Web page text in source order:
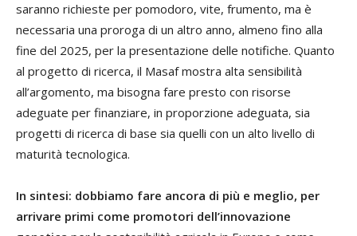
saranno richieste per pomodoro, vite, frumento, ma è
necessaria una proroga di un altro anno, almeno fino alla
fine del 2025, per la presentazione delle notifiche. Quanto
al progetto di ricerca, il Masaf mostra alta sensibilità
all’argomento, ma bisogna fare presto con risorse
adeguate per finanziare, in proporzione adeguata, sia
progetti di ricerca di base sia quelli con un alto livello di
maturità tecnologica.
In sintesi: dobbiamo fare ancora di più e meglio, per
arrivare primi come promotori dell’innovazione